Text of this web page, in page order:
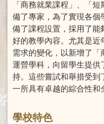
「商務就業課程」、「
備了專家，為了實現各個
備了課程設置，採用了能
好的教學內容。尤其是近
需求的變化，以新增了「
運營學科，向留學生提供
持。這些嘗試和舉措受到
一所具有卓越的綜合性和
學校特色